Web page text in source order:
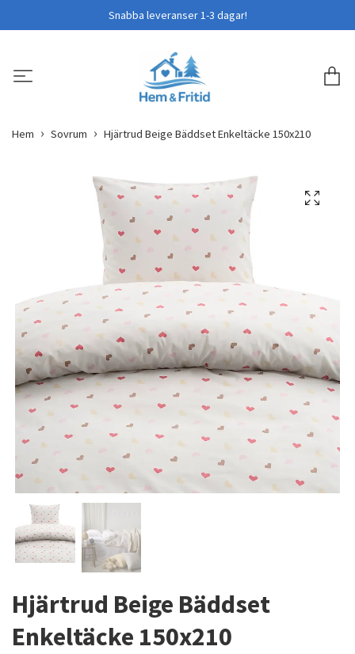
Snabba leveranser 1-3 dagar!
Hem Sovrum Hjärtrud Beige Bäddset Enkeltäcke 150x210
Hjärtrud Beige Bäddset
Enkeltäcke 150x210